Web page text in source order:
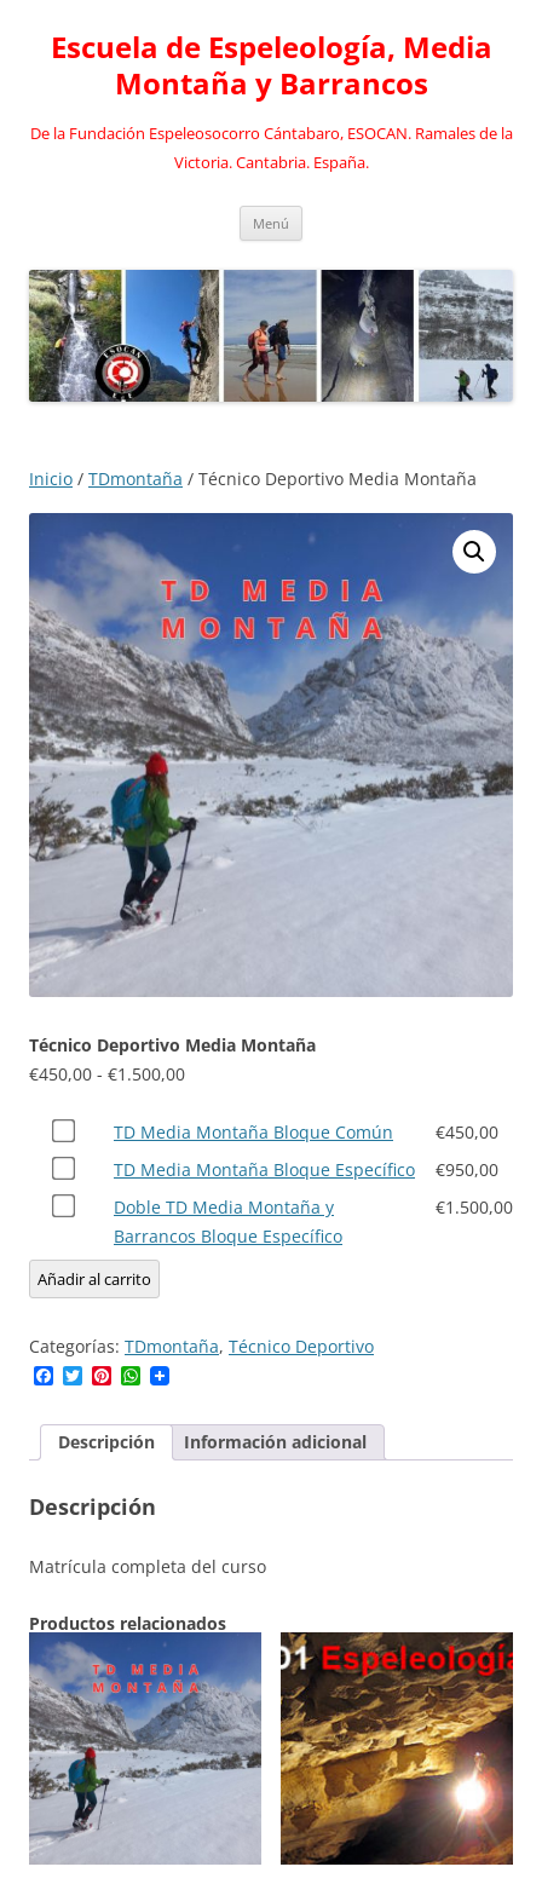
contenido
Escuela de Espeleología, Media
Montaña y Barrancos
De la Fundación Espeleosocorro Cántabaro, ESOCAN. Ramales de la
Victoria. Cantabria. España.
Menú
Inicio / TDmontaña / Técnico Deportivo Media Montaña
Técnico Deportivo Media Montaña
€450,00 - €1.500,00Rango
precios:
desde
hasta
€1.500,00
Compra
uno
de
TD
Media
Montaña
Bloque
Común
por
€450,00
TD Media Montaña Bloque Común €450,00
Compra
uno
TD
Media
Bloque
Específico
€950,00
TD Media Montaña Bloque Específico €950,00
Compra
de
Doble
Media
Montaña
Barrancos
Específico
€1.500,00
Doble TD Media Montaña y
Barrancos Bloque Específico
€1.500,00
Añadir al carrito
Categorías: TDmontaña, Técnico Deportivo
Facebook
TwitterPinterestWhatsApp
Descripción Información adicional
Descripción
Matrícula completa del curso
Productos relacionados